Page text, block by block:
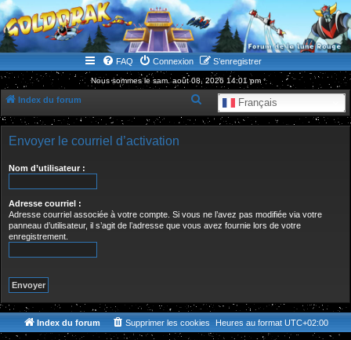
WWW.GOLDORAKGO.COM
le site de la Lune Rouge
FAQ Connexion S’enregistrer
Nous sommes le sam. août 08, 2026 14:01 pm
Index du forum Français
e
c
h
Envoyer le courriel d’activation
Nom d’utilisateur :
Adresse courriel :
Adresse courriel associée à votre compte. Si vous ne l’avez pas modifiée via votre
panneau d’utilisateur, il s’agit de l’adresse que vous avez fournie lors de votre
enregistrement.
Index du forum Heures au format UTC+02:00
Supprimer les cookies